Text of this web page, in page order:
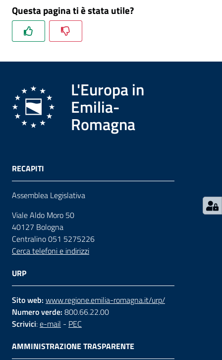
Approfondimenti
Contatti
Questa pagina ti è stata utile?
L'Europa in
Emilia-
Romagna
RECAPITI
Assemblea Legislativa
Viale Aldo Moro 50
40127 Bologna
Centralino 051 5275226
Cerca telefoni e indirizzi
URP
Sito web: www.regione.emilia-romagna.it/urp/
Numero verde: 800.66.22.00
Scrivici:e-mail - PEC
AMMINISTRAZIONE TRASPARENTE